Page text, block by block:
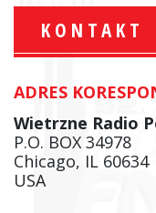
KONTAKT
ADRES
Wietrzne Radio
P.O. BOX 34978
Chicago, IL 60634
USA